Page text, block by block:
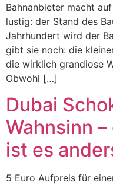
Bahnanbieter macht
lustig: der Stand des
Jahrhundert wird der
gibt sie noch: die
die wirklich grandiose
Obwohl […]
Dubai
Wahnsinn
ist es
5 Euro Aufpreis für